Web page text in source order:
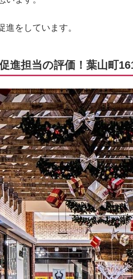
をしています。
進担当の評価！葉山町